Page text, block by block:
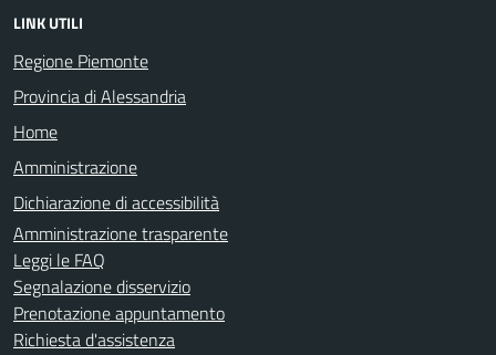
LINK UTILI
Regione Piemonte
Provincia di Alessandria
Home
Amministrazione
Dichiarazione di accessibilità
Amministrazione trasparente
Leggi le FAQ
Segnalazione disservizio
Prenotazione appuntamento
Richiesta d'assistenza